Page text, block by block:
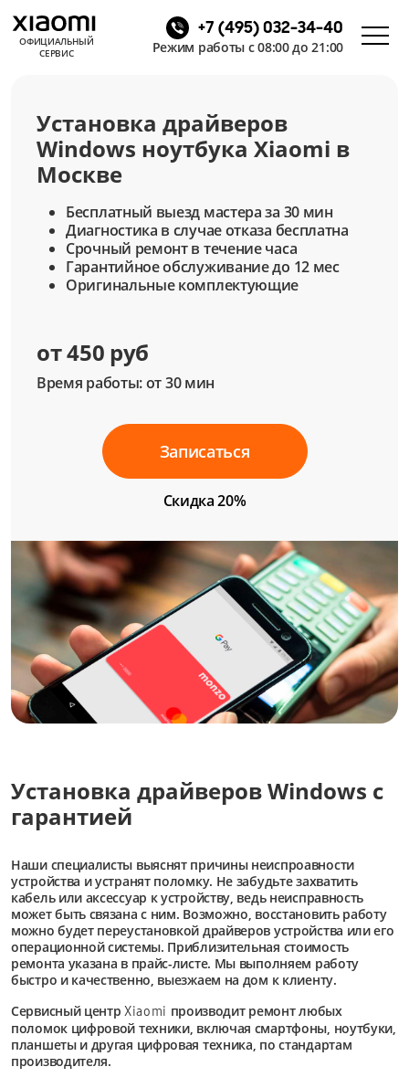
ОФИЦИАЛЬНЫЙ
СЕРВИС
+7 (495) 032-34-40
Режим работы с 08:00 до 21:00
Установка драйверов
Windows ноутбука Xiaomi в
Москве
Бесплатный выезд мастера за 30 мин
Диагностика в случае отказа бесплатна
Срочный ремонт в течение часа
Гарантийное обслуживание до 12 мес
Оригинальные комплектующие
от 450 руб
Время работы: от 30 мин
Записаться
Скидка 20%
Установка драйверов Windows с
гарантией
Наши специалисты выяснят причины неиспроавности
устройства и устранят поломку. Не забудьте захватить
кабель или аксессуар к устройству, ведь неисправность
может быть связана с ним. Возможно, восстановить работу
можно будет переустановкой драйверов устройства или его
операционной системы. Приблизительная стоимость
ремонта указана в прайс-листе. Мы выполняем работу
быстро и качественно, выезжаем на дом к клиенту.
Сервисный центрXiaomi производит ремонт любых
поломок цифровой техники, включая смартфоны, ноутбуки,
планшеты и другая цифровая техника, по стандартам
производителя.